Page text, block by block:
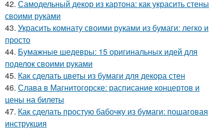
42. Самодельный декор из картона: как украсить стены
своими руками
43. Украсить комнату своими руками из бумаги: легко и
просто
44. Бумажные шедевры: 15 оригинальных идей для
поделок своими руками
45. Как сделать цветы из бумаги для декора стен
46. Слава в Магнитогорске: расписание концертов и
цены на билеты
47. Как сделать простую бабочку из бумаги: пошаговая
инструкция